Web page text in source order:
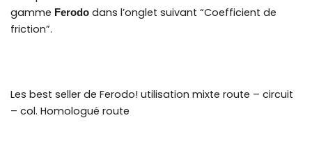
gamme Ferodo dans l’onglet suivant “Coefficient de
friction”.
Les best seller de Ferodo! utilisation mixte route – circuit
– col. Homologué route